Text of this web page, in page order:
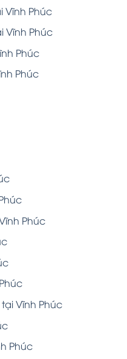
Vĩnh Phúc
Vĩnh Phúc
Phúc
Phúc
Phúc
Vĩnh Phúc
Phúc